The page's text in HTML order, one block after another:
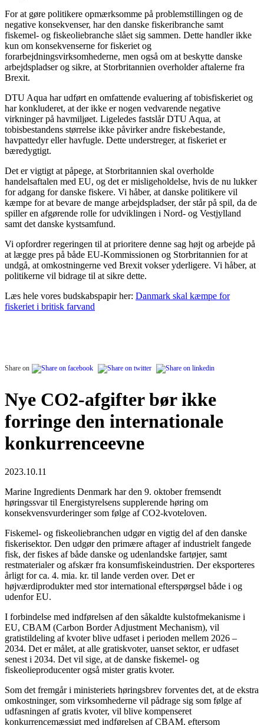
For at gøre politikere opmærksomme på problemstillingen og de
negative konsekvenser, har den danske fiskeribranche samt
fiskemel- og fiskeoliebranche slået sig sammen. Dette handler ikke
kun om konsekvenserne for fiskeriet og
forarbejdningsvirksomhederne, men også om at beskytte danske
arbejdspladser og sikre, at Storbritannien overholder aftalerne fra
Brexit.
DTU Aqua har udført en omfattende evaluering af tobisfiskeriet og
har konkluderet, at der ikke er nogen vedvarende negative
virkninger på havmiljøet. Ligeledes fastslår DTU Aqua, at
tobisbestandens størrelse ikke påvirker andre fiskebestande,
havpattedyr eller havfugle. Dette understreger, at fiskeriet er
bæredygtigt.
Det er vigtigt at påpege, at Storbritannien skal overholde
handelsaftalen med EU, og det er misligeholdelse, hvis de nu lukker
for adgang for danske fiskere. Vi håber, at danske politikere vil
kæmpe for at bevare de mange arbejdspladser, der står på spil, da de
spiller en afgørende rolle for udviklingen i Nord- og Vestjylland
samt det danske kystsamfund.
Vi opfordrer regeringen til at prioritere denne sag højt og arbejde på
at lægge pres på både EU-Kommissionen og Storbritannien for at
undgå, at omkostningerne ved Brexit vokser yderligere. Vi håber, at
politikerne vil bidrage til at sikre dette.
Læs hele vores budskabspapir her: Danmark skal kæmpe for
fiskeriet i britisk farvand
Share on
Nye CO2-afgifter bør ikke
forringe den internationale
konkurrenceevne
2023.10.11
Marine Ingredients Denmark har den 9. oktober fremsendt
høringssvar til Energistyrelsens supplerende høring om
konsekvensvurderinger som følge af CO2-kvoteloven.
Fiskemel- og fiskeoliebranchen udgør en vigtig del af den danske
fiskerisektor. Den udgør den primære aftager af industrielt fangede
fisk, der fiskes af både danske og udenlandske fartøjer, samt
restmaterialer og afskær fra konsumfiskeindustrien. Der eksporteres
årligt for ca. 4. mia. kr. til lande verden over. Det er
højværdiprodukter med stor international efterspørgsel både i og
udenfor EU.
I forbindelse med indførelsen af den såkaldte kulstofmekanisme i
EU, CBAM (Carbon Border Adjustment Mechanism), vil
gratistildeling af kvoter blive udfaset i perioden mellem 2026 –
2034. Det er målet, at alle gratiskvoter, uanset sektor, er udfaset
senest i 2034. Det vil sige, at de danske fiskemel- og
fiskeolieproducenter også mister gratis kvoter.
Som det fremgår i ministeriets høringsbrev forventes det, at de ekstra
omkostninger, som virksomhederne vil pådrage sig som følge af
udfasningen af gratis kvoter, vil blive kompenseret
konkurrencemæssigt med indførelsen af CBAM, eftersom